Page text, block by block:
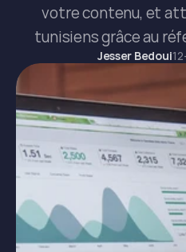
votre contenu, et
tunisiens grâce au
Jesser Bedoui